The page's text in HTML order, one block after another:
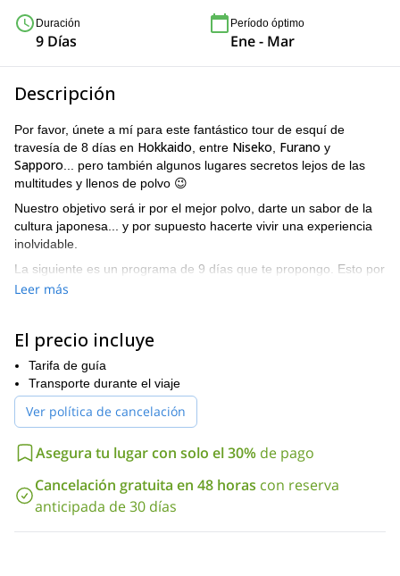
Duración
9 Días
Período óptimo
Ene - Mar
Descripción
Por favor, únete a mí para este fantástico tour de esquí de
travesía de 8 días en Hokkaido , entre Niseko Furano y
Sapporo ... pero también algunos lugares secretos lejos de las
multitudes y llenos de polvo 😉
Nuestro objetivo será ir por el mejor polvo, darte un sabor de la
cultura japonesa... y por supuesto hacerte vivir una experiencia
inolvidable.
La siguiente es un programa de 9 días que te propongo. Esto por
supuesto puede ser adaptado basado en tus deseos y tiempo
Día 1 – SHINCHITOSE – NISEKO
Iremos desde el aeropuerto de Shinchitose a Niseko, el resort de
esquí más grande de Hokkaido.
Nos quedaremos allí en una posada al estilo japonés (Ryokan).
Día 2 – NISEKO
Experimentaremos nuestro primer día de nieve polvo. Usaremos
las sillas elevadoras y haremos algo de esquí de travesía (o
raquetas de nieve) para acceder a las mejores partes de la
montaña, lejos de las multitudes. El programa y ubicación exacta
dependerán de las condiciones de nieve y clima. Un día completo
de travesía backcountry también podría ser una opción.
Nos quedaremos en la misma cabaña, para relajarnos, tener una
Leer más
El precio incluye
Tarifa de guía
Transporte durante el viaje
Ver política de cancelación
Asegura tu lugar con solo el 30% de pago
Cancelación gratuita en 48 horas con reserva
anticipada de 30 días